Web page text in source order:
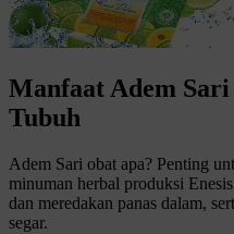
Manfaat Adem
Tubuh
Adem Sari obat apa? Penting
minuman herbal produksi
dan meredakan panas dalam,
segar.